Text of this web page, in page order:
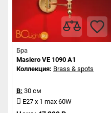
Бра
Masiero VE 1090 A1
Коллекция: Brass & spots
В: 30 см
E27 x 1 max 60W